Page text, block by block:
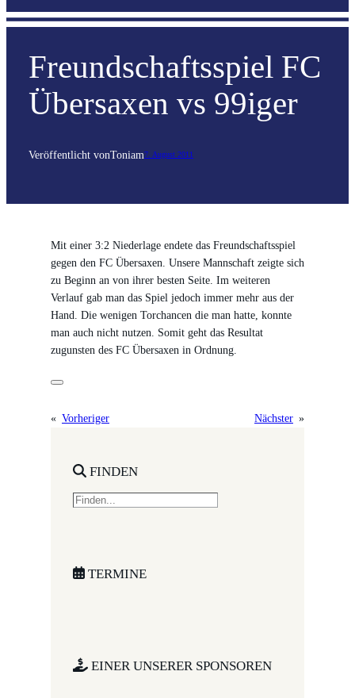
Freundschaftsspiel FC
Übersaxen vs 99iger
Veröffentlicht vonToniam7. August 2011
Mit einer 3:2 Niederlage endete das Freundschaftsspiel
gegen den FC Übersaxen. Unsere Mannschaft zeigte sich
zu Beginn an von ihrer besten Seite. Im weiteren
Verlauf gab man das Spiel jedoch immer mehr aus der
Hand. Die wenigen Torchancen die man hatte, konnte
man auch nicht nutzen. Somit geht das Resultat
zugunsten des FC Übersaxen in Ordnung.
« Vorheriger Nächster »
FINDEN
S
c
TERMINE
EINER UNSERER SPONSOREN